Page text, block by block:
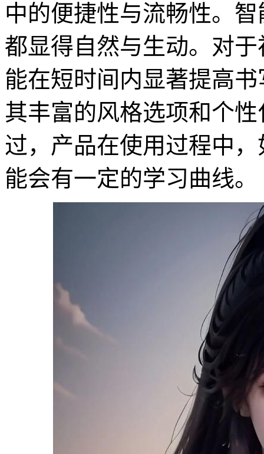
中的便捷性与流畅性。
都显得自然与生动。对
能在短时间内显著提高
其丰富的风格选项和个
过，产品在使用过程中
能会有一定的学习曲线。